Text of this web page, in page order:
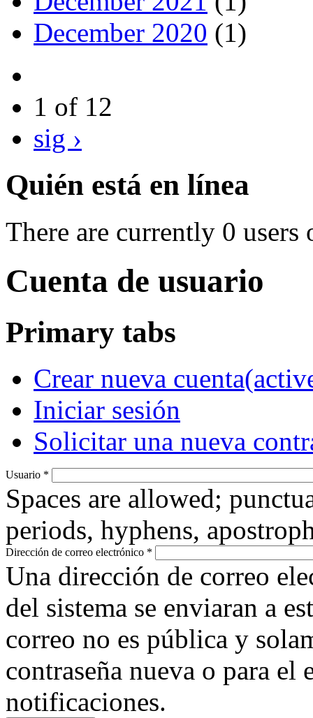
December 2020 (1)
1 of 12
sig ›
Quién está en línea
There are currently 0 users
Cuenta de usuario
Primary tabs
Crear nueva cuenta
Iniciar sesión
Solicitar una nueva
Usuario *
Spaces are allowed;
periods, hyphens,
Dirección de correo electrónico *
Una dirección de correo
del sistema se enviaran a
correo no es pública y
contraseña nueva o para
notificaciones.